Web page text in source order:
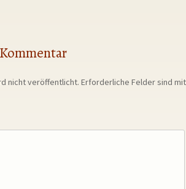
nicht veröffentlicht. Erforderliche Felder sind mit